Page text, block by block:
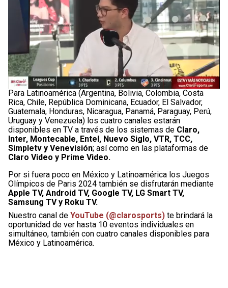
Para Latinoamérica (Argentina, Bolivia, Colombia, Costa
Rica, Chile, República Dominicana, Ecuador, El Salvador,
Guatemala, Honduras, Nicaragua, Panamá, Paraguay, Perú,
Uruguay y Venezuela) los cuatro canales estarán
disponibles en TV a través de los sistemas de Claro,
Inter, Montecable, Entel, Nuevo Siglo, VTR, TCC,
Simpletv y Venevisión; así como en las plataformas de
Claro Video y Prime Video.
Por si fuera poco en México y Latinoamérica los Juegos
Olímpicos de Paris 2024 también se disfrutarán mediante
Apple TV, Android TV, Google TV, LG Smart TV,
Samsung TV y Roku TV.
Nuestro canal de YouTube (@clarosports) te brindará la
oportunidad de ver hasta 10 eventos individuales en
simultáneo, también con cuatro canales disponibles para
México y Latinoamérica.